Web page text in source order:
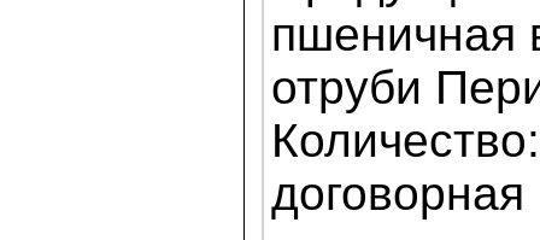
пшеничная
отруби
договорная